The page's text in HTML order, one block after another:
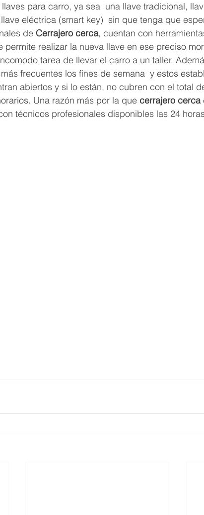
para carro, ya sea  una llave tradicional,
eléctrica (smart key)  sin que tenga que
de Cerrajero cerca, cuentan con
permite realizar la nueva llave en ese preciso
tarea de llevar el carro a un taller.
frecuentes los fines de semana  y estos
abiertos y si lo están, no cubren con el total
Una razón más por la que cerrajero cerca
técnicos profesionales disponibles las 24